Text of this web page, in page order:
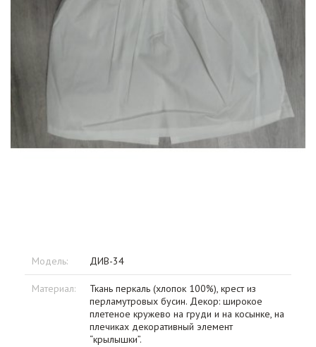
Модель: ДИВ-34
Материал:
Ткань перкаль (хлопок 100%), крест из
перламутровых бусин. Декор: широкое
плетеное кружево на груди и на косынке, на
плечиках декоративный элемент
“крылышки”.